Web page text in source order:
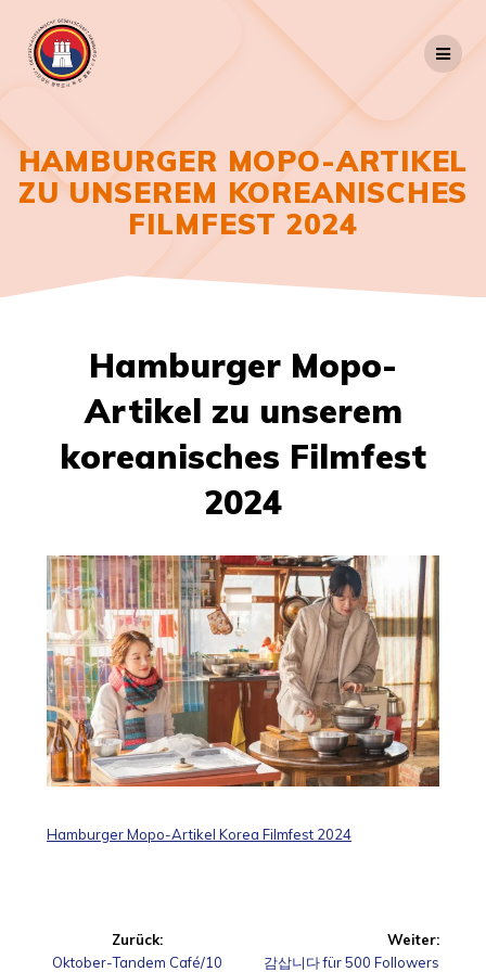
Zum
HAMBURGER MOPO-ARTIKEL
ZU UNSEREM KOREANISCHES
FILMFEST 2024
Hamburger Mopo-
Artikel zu unserem
koreanisches Filmfest
2024
Hamburger Mopo-Artikel Korea Filmfest 2024
Beitragsnavigation
Zurück:
Vorheriger
Oktober-Tandem Café/10
Weiter:
Nächster
감삽니다 für 500 Followers